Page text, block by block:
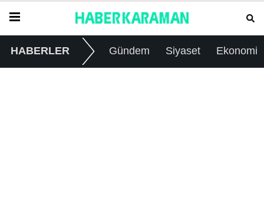
HABERLER Gündem Siyaset Ekonomi